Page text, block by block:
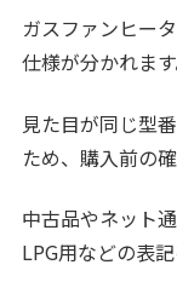
ガスファンヒー
仕様が分かれます
見た目が同じ型
ため、購入前の
中古品やネット
LPG用などの表